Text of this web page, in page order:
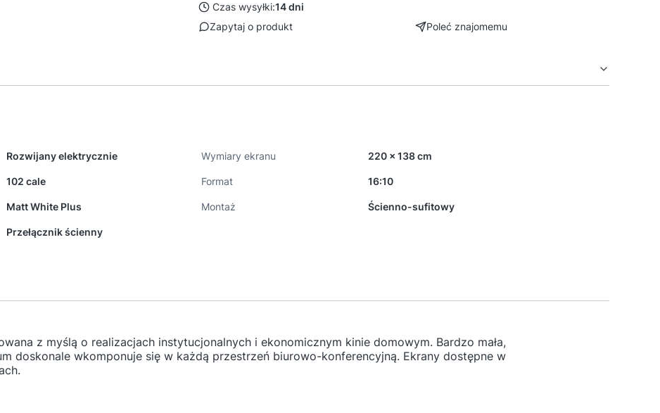
Czas wysyłki:14 dni
Zapytaj o produkt
Poleć znajomemu
Rozwijany elektrycznie Wymiary ekranu 220 x 138 cm
102 cale Format 16:10
Matt White Plus Montaż Ścienno-sufitowy
Przełącznik ścienny
z myślą o realizacjach instytucjonalnych i ekonomicznym kinie domowym. Bardzo mała,
doskonale wkomponuje się w każdą przestrzeń biurowo-konferencyjną. Ekrany dostępne w